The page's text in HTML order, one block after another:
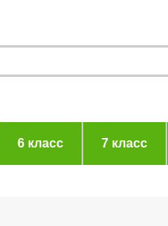
6 класс 7 класс